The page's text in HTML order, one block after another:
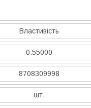
Властивість
0.55000
8708309998
шт.